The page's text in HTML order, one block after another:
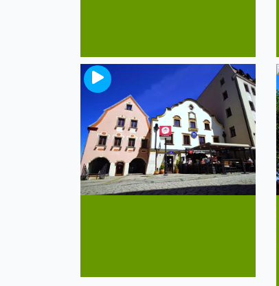
Ulica 1 Maja w Jeleniej
Górze
Z listy najpiękniejszych
reprezentacyjnych ulic w Polsce!